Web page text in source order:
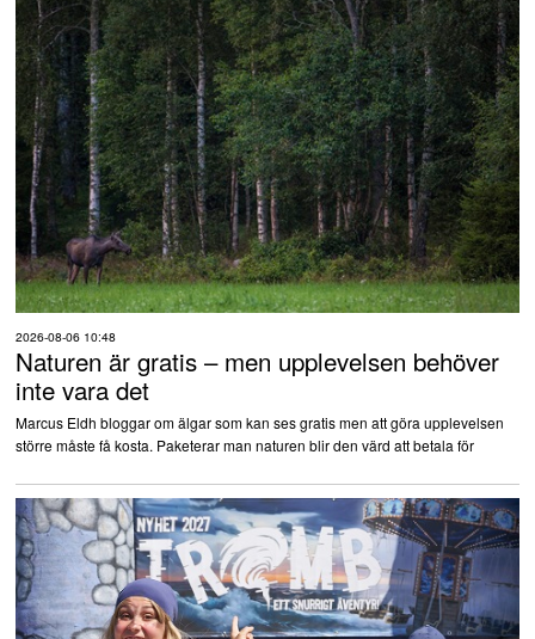
2026-08-06 10:48
Naturen är gratis – men upplevelsen behöver
inte vara det
Marcus Eldh bloggar om älgar som kan ses gratis men att göra upplevelsen
större måste få kosta. Paketerar man naturen blir den värd att betala för